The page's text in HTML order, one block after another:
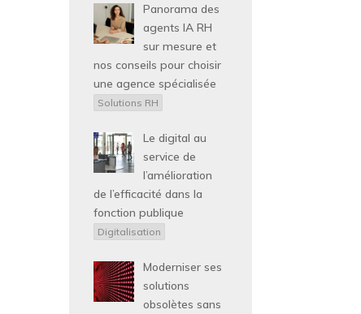
Panorama des
agents IA RH
sur mesure et
nos conseils pour choisir
une agence spécialisée
Solutions RH
Le digital au
service de
l’amélioration
de l’efficacité dans la
fonction publique
Digitalisation
Moderniser ses
solutions
obsolètes sans